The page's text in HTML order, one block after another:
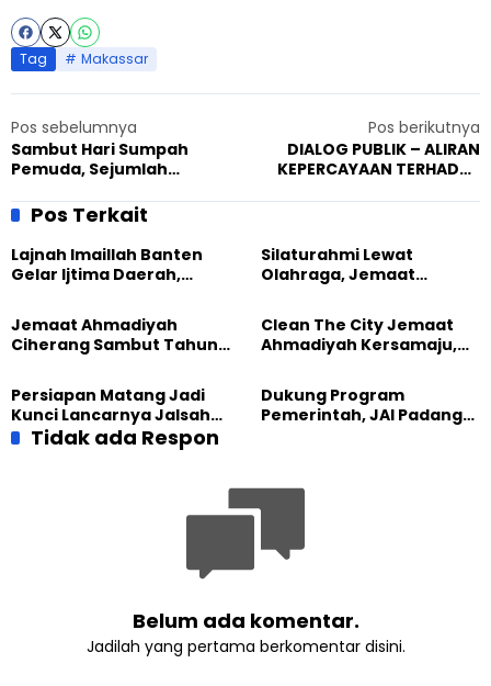
Tag Makassar
Pos sebelumnya
Sambut Hari Sumpah
Pemuda, Sejumlah
Singaparna.
Pos berikutnya
DIALOG PUBLIK – ALIRAN
KEPERCAYAAN TERHADAP
BERAGAMA
Pos Terkait
Lajnah Imaillah Banten
Gelar Ijtima Daerah,
Silaturahmi Lewat
Olahraga, Jemaat
Meriahkan Event Lari
Jemaat Ahmadiyah
Ciherang Sambut Tahun
Aksi Kebersihan
Clean The City Jemaat
Ahmadiyah Kersamaju,
Persiapan Matang Jadi
Kunci Lancarnya Jalsah
Salanah 2025 di Bandung
Dukung Program
Pemerintah, JAI Padang
Tidak ada Respon
Belum ada komentar.
Jadilah yang pertama berkomentar disini.